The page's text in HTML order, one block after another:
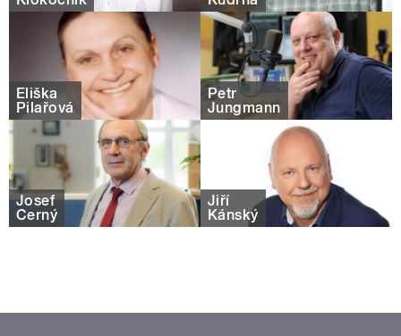
Eliška
Pilařová
Petr
Jungmann
Josef
Černý
Jiří
Kánský